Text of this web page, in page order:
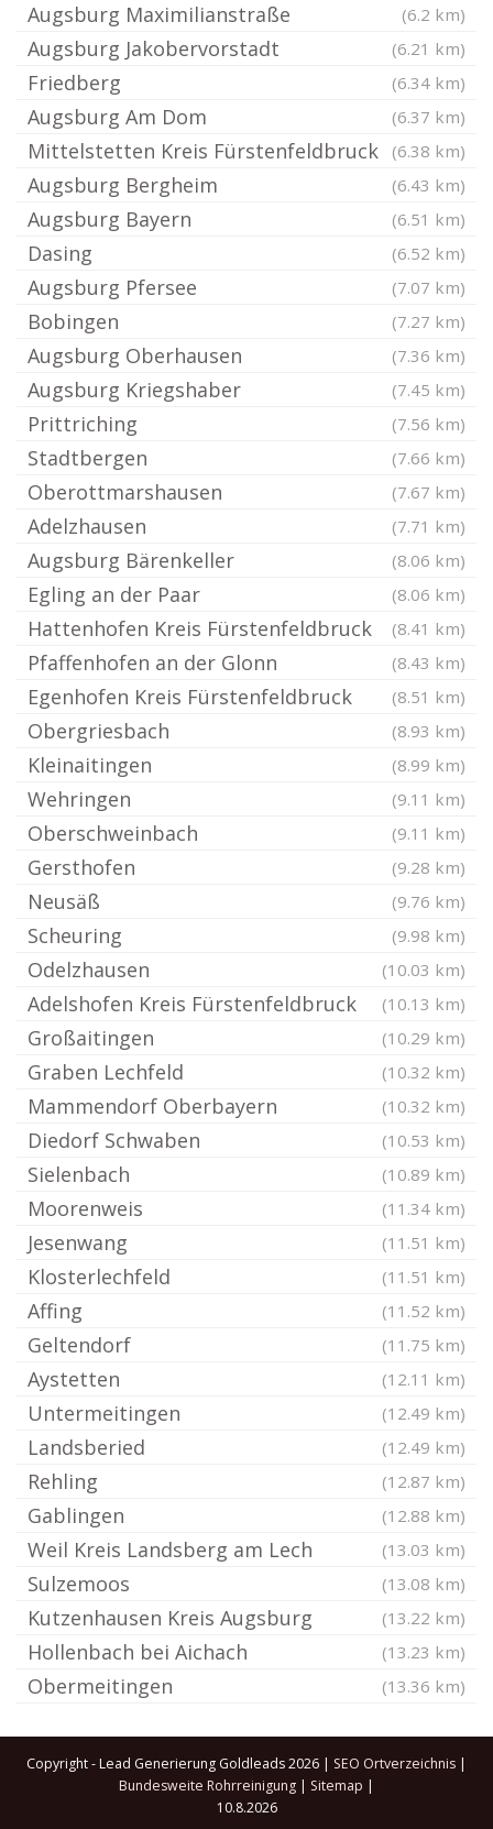
Augsburg Maximilianstraße (6.2 km)
Augsburg Jakobervorstadt (6.21 km)
Friedberg (6.34 km)
Augsburg Am Dom (6.37 km)
Mittelstetten Kreis Fürstenfeldbruck (6.38 km)
Augsburg Bergheim (6.43 km)
Augsburg Bayern (6.51 km)
Dasing (6.52 km)
Augsburg Pfersee (7.07 km)
Bobingen (7.27 km)
Augsburg Oberhausen (7.36 km)
Augsburg Kriegshaber (7.45 km)
Prittriching (7.56 km)
Stadtbergen (7.66 km)
Oberottmarshausen (7.67 km)
Adelzhausen (7.71 km)
Augsburg Bärenkeller (8.06 km)
Egling an der Paar (8.06 km)
Hattenhofen Kreis Fürstenfeldbruck (8.41 km)
Pfaffenhofen an der Glonn (8.43 km)
Egenhofen Kreis Fürstenfeldbruck (8.51 km)
Obergriesbach (8.93 km)
Kleinaitingen (8.99 km)
Wehringen (9.11 km)
Oberschweinbach (9.11 km)
Gersthofen (9.28 km)
Neusäß (9.76 km)
Scheuring (9.98 km)
Odelzhausen (10.03 km)
Adelshofen Kreis Fürstenfeldbruck (10.13 km)
Großaitingen (10.29 km)
Graben Lechfeld (10.32 km)
Mammendorf Oberbayern (10.32 km)
Diedorf Schwaben (10.53 km)
Sielenbach (10.89 km)
Moorenweis (11.34 km)
Jesenwang (11.51 km)
Klosterlechfeld (11.51 km)
Affing (11.52 km)
Geltendorf (11.75 km)
Aystetten (12.11 km)
Untermeitingen (12.49 km)
Landsberied (12.49 km)
Rehling (12.87 km)
Gablingen (12.88 km)
Weil Kreis Landsberg am Lech (13.03 km)
Sulzemoos (13.08 km)
Kutzenhausen Kreis Augsburg (13.22 km)
Hollenbach bei Aichach (13.23 km)
Obermeitingen (13.36 km)
Copyright - Lead Generierung Goldleads 2026 | SEO Ortverzeichnis |
Bundesweite Rohrreinigung | Sitemap |
10.8.2026